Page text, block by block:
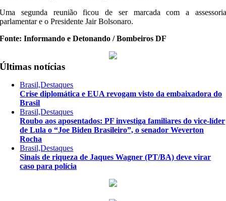
Uma segunda reunião ficou de ser marcada com a assessoria
parlamentar e o Presidente Jair Bolsonaro.
Fonte: Informando e Detonando / Bombeiros DF
Últimas notícias
Brasil,Destaques
Crise diplomática e EUA revogam visto da embaixadora do
Brasil
Brasil,Destaques
Roubo aos aposentados: PF investiga familiares do vice-líder
de Lula o “Joe Biden Brasileiro”, o senador Weverton
Rocha
Brasil,Destaques
Sinais de riqueza de Jaques Wagner (PT/BA) deve virar
caso para polícia